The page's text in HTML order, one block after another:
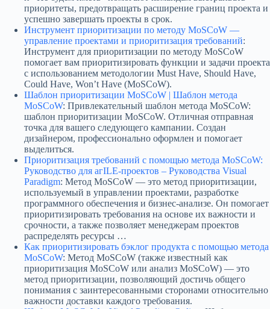
приоритеты, предотвращать расширение границ проекта и
успешно завершать проекты в срок.
Инструмент приоритизации по методу MoSCoW —
управление проектами и приоритизация требований:
Инструмент для приоритизации по методу MoSCoW
помогает вам приоритизировать функции и задачи проекта
с использованием методологии Must Have, Should Have,
Could Have, Won’t Have (MoSCoW).
Шаблон приоритизации MoSCoW | Шаблон метода
MoSCoW: Привлекательный шаблон метода MoSCoW:
шаблон приоритизации MoSCoW. Отличная отправная
точка для вашего следующего кампании. Создан
дизайнером, профессионально оформлен и помогает
выделиться.
Приоритизация требований с помощью метода MoSCoW:
Руководство для агILE-проектов – Руководства Visual
Paradigm: Метод MoSCoW — это метод приоритизации,
используемый в управлении проектами, разработке
программного обеспечения и бизнес-анализе. Он помогает
приоритизировать требования на основе их важности и
срочности, а также позволяет менеджерам проектов
распределять ресурсы …
Как приоритизировать бэклог продукта с помощью метода
MoSCoW: Метод MoSCoW (также известный как
приоритизация MoSCoW или анализ MoSCoW) — это
метод приоритизации, позволяющий достичь общего
понимания с заинтересованными сторонами относительно
важности доставки каждого требования.